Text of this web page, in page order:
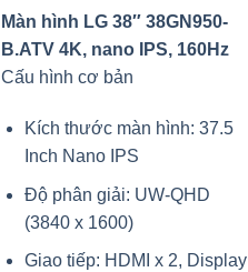
Màn hình LG 38″ 38GN950-
B.ATV 4K, nano IPS, 160Hz
Cấu hình cơ bản
Kích thước màn hình: 37.5
Inch Nano IPS
Độ phân giải: UW-QHD
(3840 x 1600)
Giao tiếp: HDMI x 2, Display